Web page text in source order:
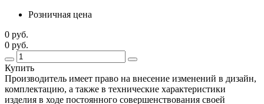
Розничная цена
0 руб.
0 руб.
Купить
Производитель имеет право на внесение изменений в дизайн,
комплектацию, а также в технические характеристики
изделия в ходе постоянного совершенствования своей